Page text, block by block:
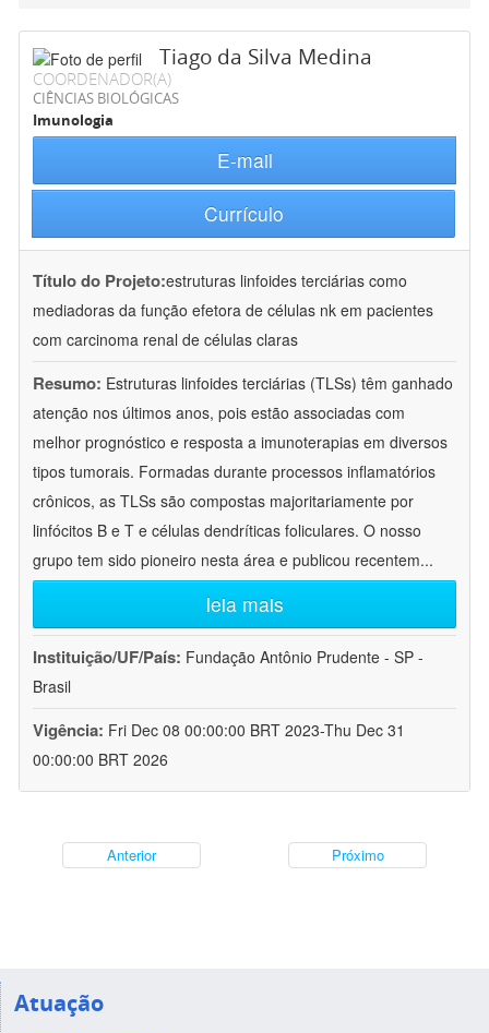
Tiago da Silva Medina
COORDENADOR(A)
CIÊNCIAS BIOLÓGICAS
Imunologia
E-mail
Currículo
Título do Projeto:estruturas linfoides terciárias como
mediadoras da função efetora de células nk em pacientes
com carcinoma renal de células claras
Resumo: Estruturas linfoides terciárias (TLSs) têm ganhado
atenção nos últimos anos, pois estão associadas com
melhor prognóstico e resposta a imunoterapias em diversos
tipos tumorais. Formadas durante processos inflamatórios
crônicos, as TLSs são compostas majoritariamente por
linfócitos B e T e células dendríticas foliculares. O nosso
grupo tem sido pioneiro nesta área e publicou recentem...
leia mais
Instituição/UF/País: Fundação Antônio Prudente - SP -
Brasil
Vigência: Fri Dec 08 00:00:00 BRT 2023-Thu Dec 31
00:00:00 BRT 2026
Anterior Próximo
Atuação